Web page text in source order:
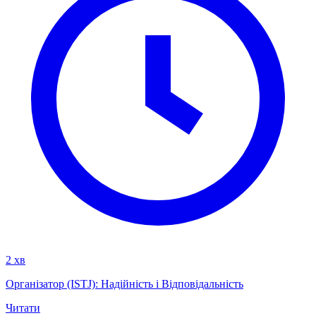
2 хв
Організатор (ISTJ): Надійність і Відповідальність
Читати